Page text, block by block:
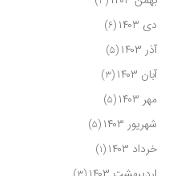
دی ۱۴۰۳ (۶)
آذر ۱۴۰۳ (۵)
آبان ۱۴۰۳ (۳)
مهر ۱۴۰۳ (۵)
شهریور ۱۴۰۳ (۵)
خرداد ۱۴۰۳ (۱)